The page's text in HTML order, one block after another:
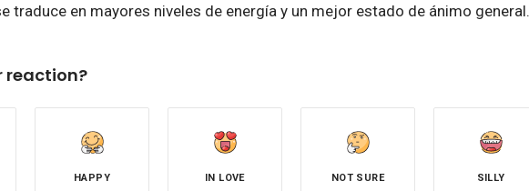
traduce en mayores niveles de energía y un mejor estado de ánimo general.
reaction?
HAPPY IN LOVE NOT SURE SILLY